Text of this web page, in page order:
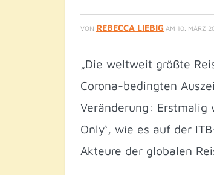
VON REBECCA LIEBIG AM 10. MÄRZ
„Die weltweit größte
Corona-bedingten
Veränderung: Erstmalig
Only‘, wie es auf der
Akteure der globalen